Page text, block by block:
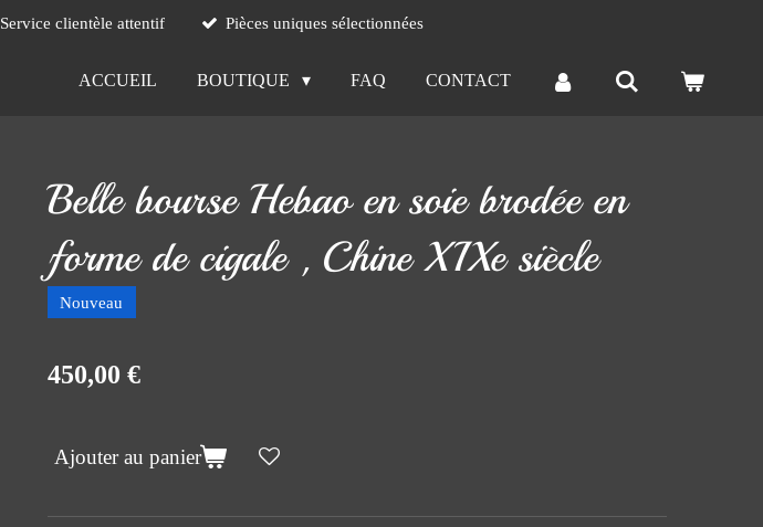
Service clientèle attentif Pièces uniques sélectionnées
ACCUEIL BOUTIQUE FAQ CONTACT
Belle bourse Hebao en soie brodée en
forme de cigale , Chine XIXe siècle
Nouveau
450,00 €
Ajouter au panier